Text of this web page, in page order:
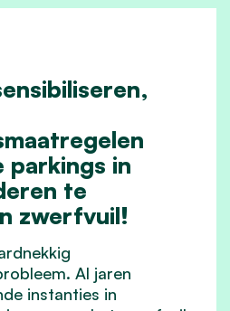
parkings in
te
zwerfvuil!
Al jaren
instanties in